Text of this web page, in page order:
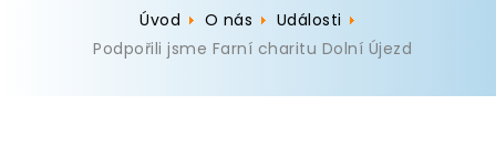
Úvod O nás
Události
Podpořili jsme Farní charitu Dolní Újezd